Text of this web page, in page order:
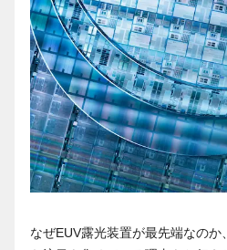
なぜEUV露光装置が最先端なの